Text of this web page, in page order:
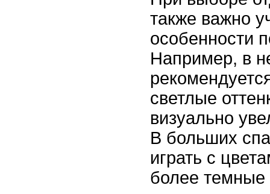
также важно
особенности
Например, в
светлые
визуально
В больших
играть с
более темные